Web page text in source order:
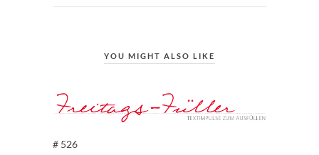
YOU MIGHT ALSO LIKE
# 526